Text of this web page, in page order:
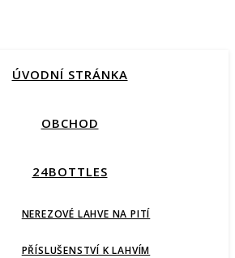
ÚVODNÍ STRÁNKA
OBCHOD
24BOTTLES
NEREZOVÉ LAHVE NA PITÍ
PŘÍSLUŠENSTVÍ K LAHVÍM